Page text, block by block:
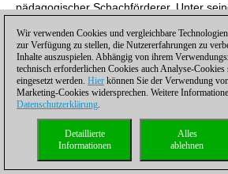
pädagogischer Schachförderer. Unter
viele Jahre lang die FIDE-
Bildungsschach weltweit fördert.
25 Millionen Kinder am Schulschach teil,
diese Zahl in den kommenden Jahren zu
Preisübergabe an Armen Gevorgyan, den
Wir verwenden Cookies und vergleichbare
zur Verfügung zu stellen, die Nutzererfahrungen zu
Inhalte auszuspielen. Abhängig von ihrem
technisch erforderlichen Cookies auch Analyse-
eingesetzt werden. Hier können Sie der Verwendung
Marketing-Cookies widersprechen. Weitere
Datenschutzerklärung.
Alles
ablehnen
Detaillierte
Informationen